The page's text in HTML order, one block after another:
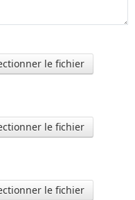
le fichier
le fichier
le fichier